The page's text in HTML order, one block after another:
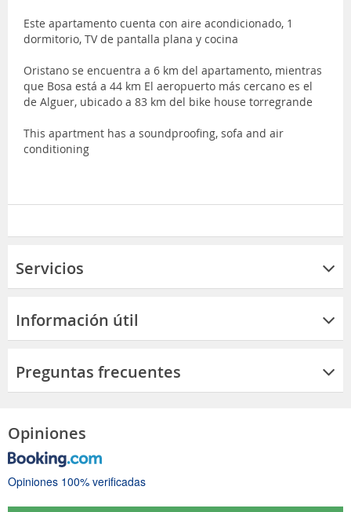
Este apartamento cuenta con aire acondicionado, 1
dormitorio, TV de pantalla plana y cocina
Oristano se encuentra a 6 km del apartamento, mientras
que Bosa está a 44 km El aeropuerto más cercano es el
de Alguer, ubicado a 83 km del bike house torregrande
This apartment has a soundproofing, sofa and air
conditioning
Servicios
Información útil
Preguntas frecuentes
Opiniones
Opiniones 100% verificadas